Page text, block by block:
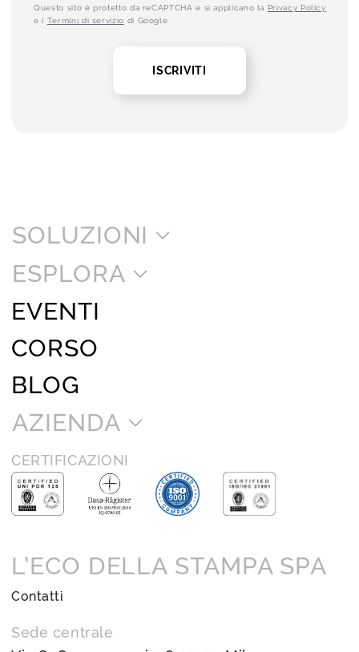
Questo sito è protetto da reCAPTCHA e si applicano la Privacy Policy
e i Termini di servizio di Google.
ISCRIVITI
SOLUZIONI
ESPLORA
EVENTI
CORSO
BLOG
AZIENDA
CERTIFICAZIONI
L’ECO DELLA STAMPA SPA
Contatti
Sede centrale